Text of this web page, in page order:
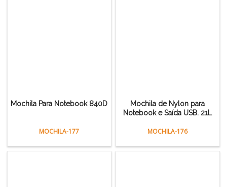
Mochila Para Notebook 840D
MOCHILA-177
Mochila de Nylon para
Notebook e Saída USB. 21L
MOCHILA-176